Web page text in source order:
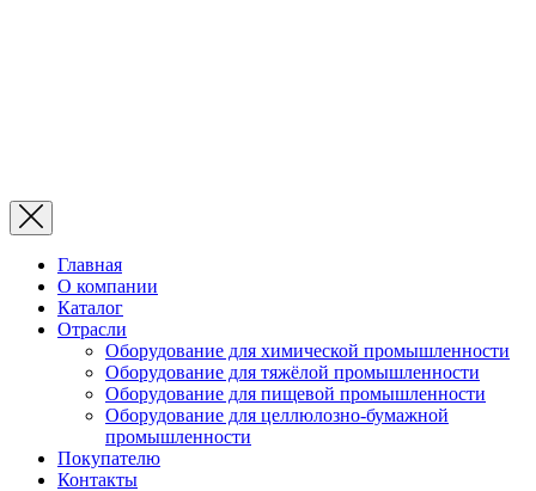
Главная
О компании
Каталог
Отрасли
Оборудование для химической промышленности
Оборудование для тяжёлой промышленности
Оборудование для пищевой промышленности
Оборудование для целлюлозно-бумажной
промышленности
Покупателю
Контакты